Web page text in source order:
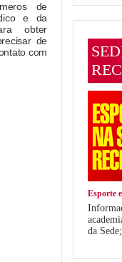
de
e da
obter
de
com
Esporte
da